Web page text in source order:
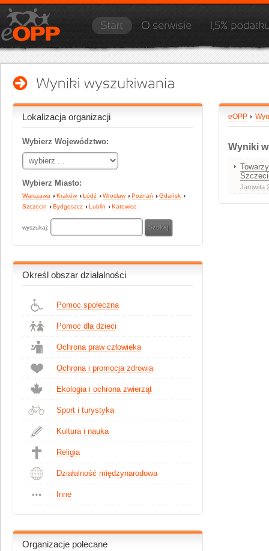
Lokalizacja organizacji
Wybierz Województwo:
Wybierz Miasto:
Warszawa Kraków Łódź Wrocław Poznań
Gdańsk
Szczecin
Bydgoszcz Lublin Katowice
wyszukaj:
Określ obszar działalności
Pomoc społeczna
Pomoc dla dzieci
Ochrona praw człowieka
Ochrona i promocja zdrowia
Ekologia i ochrona zwierząt
Sport i turystyka
Kultura i nauka
Religia
Działalność międzynarodowa
Inne
Organizacje polecane
eOPP
Wyniki
Jarowita